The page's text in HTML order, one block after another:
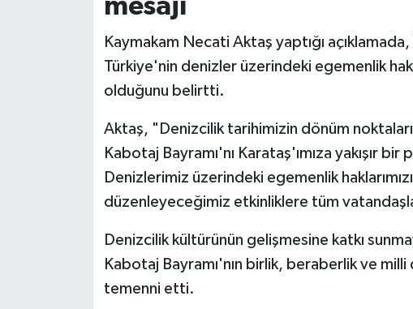
mesajı
Kaymakam Necati Aktaş yaptığı
Türkiye'nin denizler üzerindeki egemenlik
olduğunu belirtti.
Aktaş, "Denizcilik tarihimizin dönüm
Kabotaj Bayramı'nı Karataş'ımıza yakışır
Denizlerimiz üzerindeki egemenlik
düzenleyeceğimiz etkinliklere tüm
Denizcilik kültürünün gelişmesine katkı
Kabotaj Bayramı'nın birlik, beraberlik ve milli
temenni etti.